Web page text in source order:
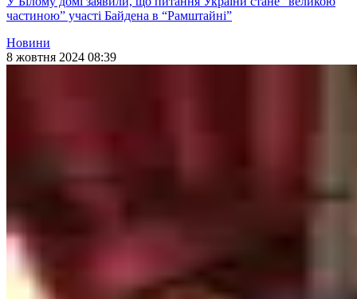
частиною” участі Байдена в “Рамштайні”
Новини
8 жовтня 2024 08:39